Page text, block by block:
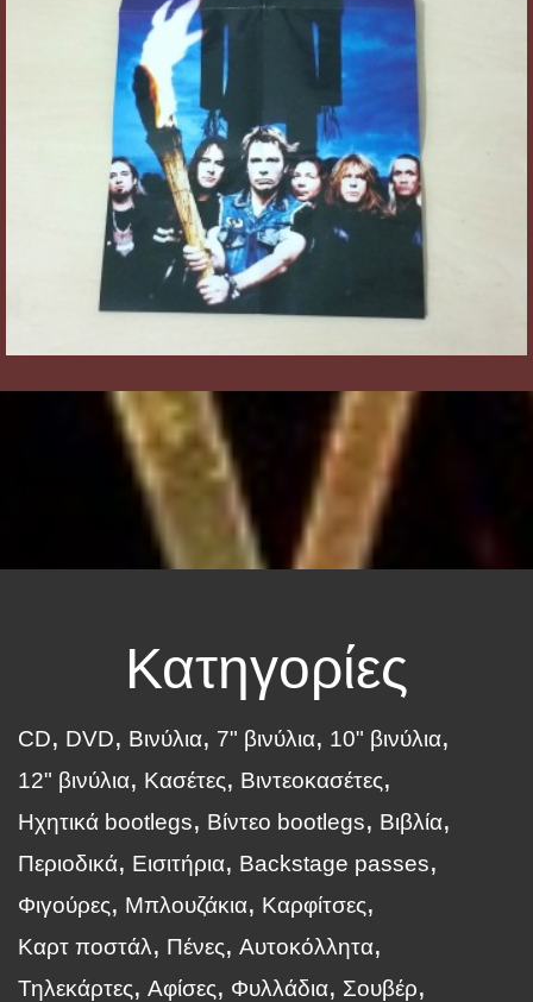
Κατηγορίες
CD DVD Βινύλια 7" βινύλια
10" βινύλια
12" βινύλια
Κασέτες
Βιντεοκασέτες
Ηχητικά bootlegs
Βίντεο bootlegs
Βιβλία
Περιοδικά
Εισιτήρια
Backstage passes
Φιγούρες
Μπλουζάκια
Καρφίτσες
Καρτ ποστάλ
Πένες
Αυτοκόλλητα
Τηλεκάρτες
Αφίσες Φυλλάδια
Σουβέρ